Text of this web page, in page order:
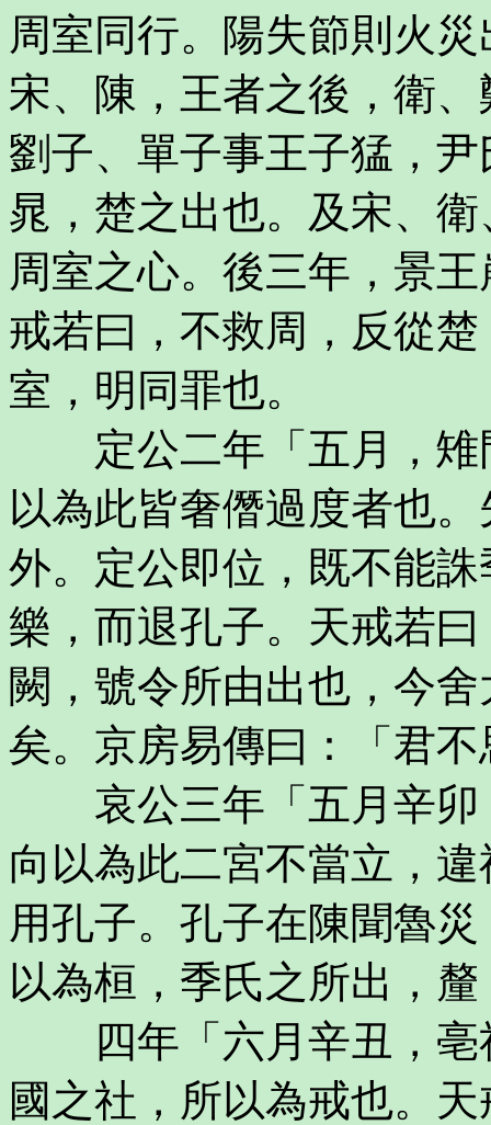
周室同行。陽失節則火
宋、陳，王者之後，衛
劉子、單子事王子猛，
晁，楚之出也。及宋、
周室之心。後三年，景
戒若曰，不救周，反從
室，明同罪也。
定公二年「五月，雉
以為此皆奢僭過度者也
外。定公即位，既不能
樂，而退孔子。天戒若
闕，號令所由出也，今
矣。京房易傳曰：「君
哀公三年「五月辛卯
向以為此二宮不當立，
用孔子。孔子在陳聞魯
以為桓，季氏之所出，
四年「六月辛丑，亳
國之社，所以為戒也。